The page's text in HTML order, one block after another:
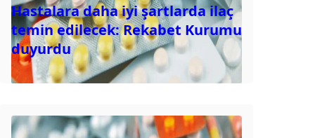
Hastalara daha iyi şartlarda ilaç
temin edilecek: Rekabet Kurumu
duyurdu